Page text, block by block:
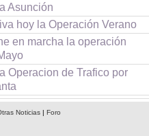
Asunción
hoy la Operación Verano
en marcha la operación
Operacion de Trafico por
Noticias| Foro